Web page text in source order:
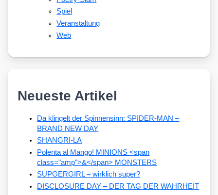
Spiel
Veranstaltung
Web
Neueste Artikel
Da klingelt der Spinnensinn: SPIDER-MAN –
BRAND NEW DAY
SHANGRI-LA
Polenta al Mango! MINIONS <span
class="amp">&</span> MONSTERS
SUPGERGIRL – wirklich super?
DISCLOSURE DAY – DER TAG DER WAHRHEIT